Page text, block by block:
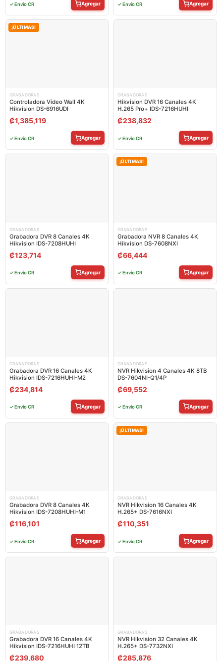
✓ Envío CR Agregar ✓ Envío CR Agregar
¡ÚLTIMAS!
GRABADORAS
Controladora Video Wall 4K
Hikvision DS-6916UDI
₡1,385,119
✓ Envío CR Agregar
GRABADORAS
Hikvision DVR 16 Canales 4K
H.265 Pro+ IDS-7216HUHI
₡238,832
✓ Envío CR Agregar
GRABADORAS
Grabadora DVR 8 Canales 4K
Hikvision IDS-7208HUHI
₡123,714
✓ Envío CR Agregar
¡ÚLTIMAS!
GRABADORAS
Grabadora NVR 8 Canales 4K
Hikvision DS-7608NXI
₡66,444
✓ Envío CR Agregar
GRABADORAS
Grabadora DVR 16 Canales 4K
Hikvision IDS-7216HUHI-M2
₡234,814
✓ Envío CR Agregar
GRABADORAS
NVR Hikvision 4 Canales 4K 8TB
DS-7604NI-Q1/4P
₡69,552
✓ Envío CR Agregar
GRABADORAS
Grabadora DVR 8 Canales 4K
Hikvision IDS-7208HUHI-M1
₡116,101
✓ Envío CR Agregar
¡ÚLTIMAS!
GRABADORAS
NVR Hikvision 16 Canales 4K
H.265+ DS-7616NXI
₡110,351
✓ Envío CR Agregar
GRABADORAS
Grabadora DVR 16 Canales 4K
Hikvision IDS-7216HUHI 12TB
₡239,680
GRABADORAS
NVR Hikvision 32 Canales 4K
H.265+ DS-7732NXI
₡285,876